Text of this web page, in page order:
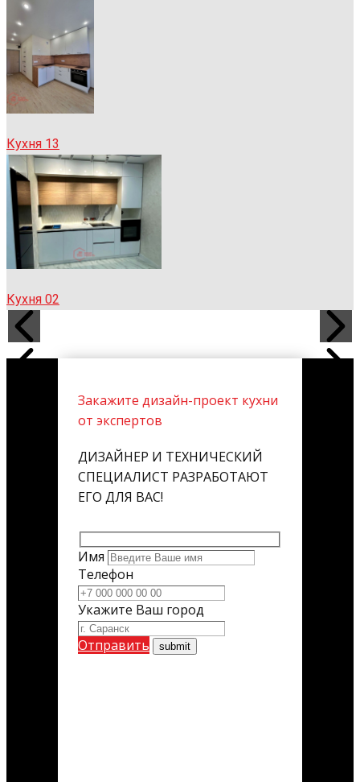
Кухня 13
Кухня 02
Закажите дизайн-проект кухни
от экспертов
ДИЗАЙНЕР И ТЕХНИЧЕСКИЙ
СПЕЦИАЛИСТ РАЗРАБОТАЮТ
ЕГО ДЛЯ ВАС!
Имя
Телефон
Укажите Ваш город
Отправить